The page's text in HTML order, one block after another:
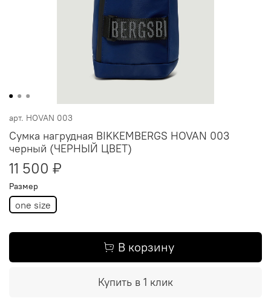
арт. HOVAN 003
Сумка нагрудная BIKKEMBERGS HOVAN 003
черный (ЧЕРНЫЙ ЦВЕТ)
11 500 ₽
Размер
one size
В корзину
Купить в 1 клик